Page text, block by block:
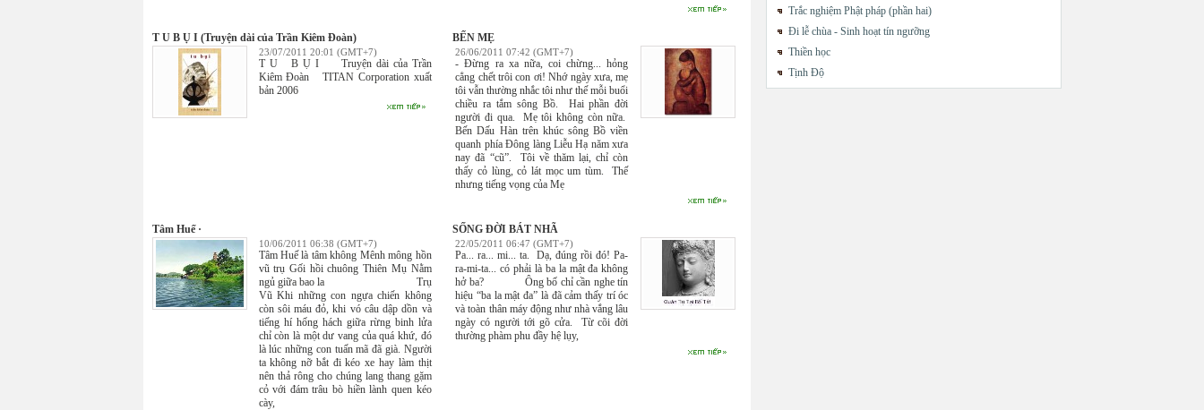
T U B Ụ I (Truyện dài của Trần Kiêm Đoàn)
23/07/2011 20:01 (GMT+7)
T U B Ụ I Truyện dài của Trần
Kiêm Đoàn TITAN Corporation xuất
bản 2006
BẾN MẸ
26/06/2011 07:42 (GMT+7)
- Đừng ra xa nữa, coi chừng... hỏng
cẳng chết trôi con ơi! Nhớ ngày xưa, mẹ
tôi vẫn thường nhắc tôi như thế mỗi buổi
chiều ra tắm sông Bồ. Hai phần đời
người đi qua. Mẹ tôi không còn nữa.
Bến Dấu Hàn trên khúc sông Bồ viền
quanh phía Đông làng Liễu Hạ năm xưa
nay đã “cũ”. Tôi về thăm lại, chỉ còn
thấy cỏ lùng, cỏ lát mọc um tùm. Thế
nhưng tiếng vọng của Mẹ
Tâm Huế ·
10/06/2011 06:38 (GMT+7)
Tâm Huế là tâm không Mênh mông hồn
vũ trụ Gối hồi chuông Thiên Mụ Nằm
ngủ giữa bao la Trụ
Vũ Khi những con ngựa chiến không
còn sôi máu đỏ, khi vó câu dập dồn và
tiếng hí hống hách giữa rừng binh lửa
chỉ còn là một dư vang của quá khứ, đó
là lúc những con tuấn mã đã già. Người
ta không nỡ bắt đi kéo xe hay làm thịt
nên thả rông cho chúng lang thang gặm
cỏ với đám trâu bò hiền lành quen kéo
cày,
SỐNG ĐỜI BÁT NHÃ
22/05/2011 06:47 (GMT+7)
Pa... ra... mi... ta. Dạ, đúng rồi đó! Pa-
ra-mi-ta... có phải là ba la mật đa không
hở ba? Ông bố chỉ cần nghe tín
hiệu “ba la mật đa” là đã cảm thấy trí óc
và toàn thân máy động như nhà vắng lâu
ngày có người tới gõ cửa. Từ cõi đời
thường phàm phu đầy hệ lụy,
Trắc nghiệm Phật pháp (phần hai)
Đi lễ chùa - Sinh hoạt tín ngưỡng
Thiền học
Tịnh Độ